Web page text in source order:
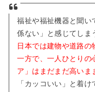
福祉や福祉機器と聞い
係ない」と感じてしま
日本では建物や道路の
一方で、一人ひとりの
ア」はまだまだ高いま
「カッコいい」と着